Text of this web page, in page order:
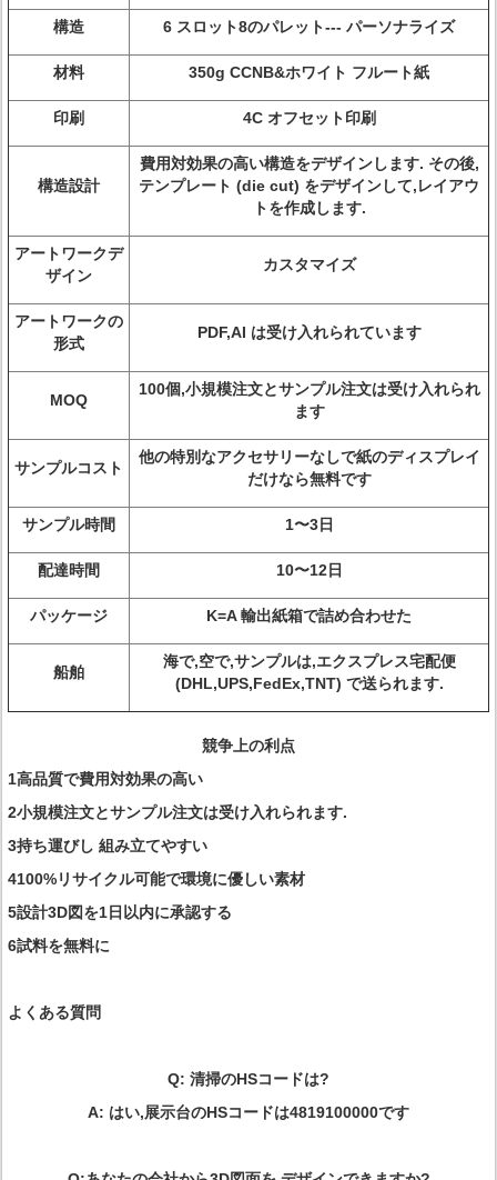
構造 6 スロット8のパレット--- パーソナライズ
材料 350g CCNB&ホワイト フルート紙
印刷 4C オフセット印刷
構造設計
費用対効果の高い構造をデザインします. その後,
テンプレート (die cut) をデザインして,レイアウ
トを作成します.
アートワークデ
ザイン
カスタマイズ
アートワークの
形式
PDF,AI は受け入れられています
MOQ
100個,小規模注文とサンプル注文は受け入れられ
ます
サンプルコスト
他の特別なアクセサリーなしで紙のディスプレイ
だけなら無料です
サンプル時間 1〜3日
配達時間 10〜12日
パッケージ K=A 輸出紙箱で詰め合わせた
船舶
海で,空で,サンプルは,エクスプレス宅配便
(DHL,UPS,FedEx,TNT) で送られます.
競争上の利点
1高品質で費用対効果の高い
2小規模注文とサンプル注文は受け入れられます.
3持ち運びし 組み立てやすい
4100%リサイクル可能で環境に優しい素材
5設計3D図を1日以内に承認する
6試料を無料に
よくある質問
Q: 清掃のHSコードは?
A: はい,展示台のHSコードは4819100000です